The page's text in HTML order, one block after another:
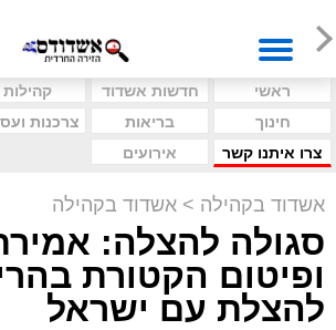
ראשי חדשות אשדוד קהילות
חינוך
בריאות צרכנות
צרו איתנו קשר
אירועים
אשדוד בקהילה > אשדוד בקהילה
סגולה להצלה:
ופיטום הקטורת
להצלת עם ישראל